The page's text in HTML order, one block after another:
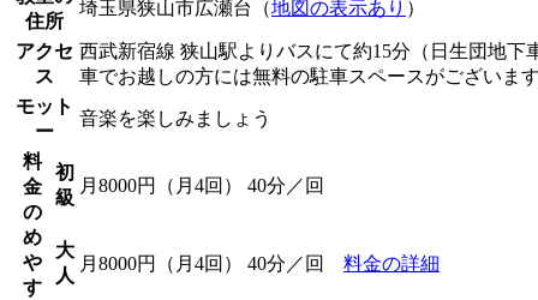
住所
埼玉県狭山市広瀬台（地図の表示あり ）
アクセ
ス
西武新宿線 狭山駅よりバスにて約15分（日生団地下
車でお越しの方には無料の駐車スペースがございま
モット
ー
音楽を楽しみましょう
料
金
の
め
や
す
初
級
月8000円（月4回） 40分／回
大
人
月8000円（月4回） 40分／回 料金の詳細